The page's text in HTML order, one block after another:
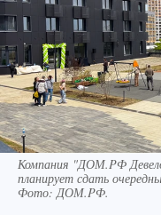
Компания "ДОМ.PФ
планирует сдать
Фото: ДОМ.PФ.